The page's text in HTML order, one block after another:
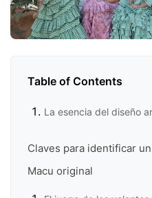
Table of Contents
La esencia del diseño
Claves para identificar
Macu original